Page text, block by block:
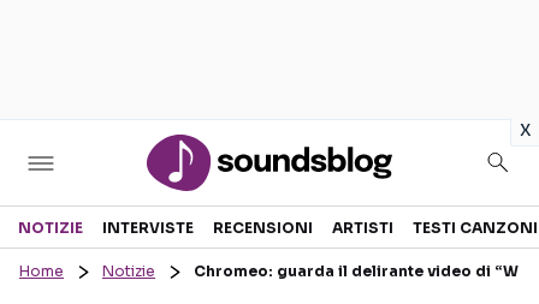
x
Sezioni
NOTIZIE INTERVISTE RECENSIONI ARTISTI TESTI CANZONI
Home Notizie Chromeo: guarda il delirante video di